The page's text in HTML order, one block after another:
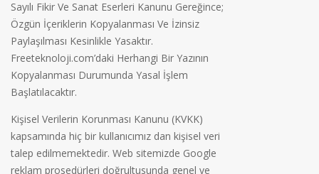
Sayılı Fikir Ve Sanat Eserleri Kanunu Gereğince;
Özgün İçeriklerin Kopyalanması Ve İzinsiz
Paylaşılması Kesinlikle Yasaktır.
Freeteknoloji.com’daki Herhangi Bir Yazının
Kopyalanması Durumunda Yasal İşlem
Başlatılacaktır.
Kişisel Verilerin Korunması Kanunu (KVKK)
kapsamında hiç bir kullanıcımız dan kişisel veri
talep edilmemektedir. Web sitemizde Google
reklam prosedürleri doğrultusunda genel ve